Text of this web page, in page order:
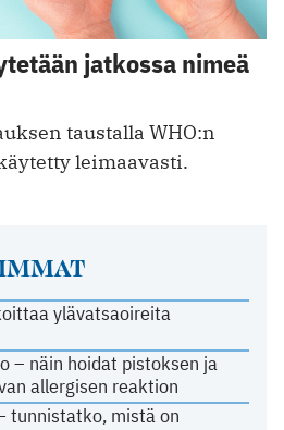
jatkossa nimeä
taustalla WHO:n
leimaavasti.
ylävatsaoireita
– näin hoidat pistoksen ja
allergisen reaktion
tunnistatko, mistä on